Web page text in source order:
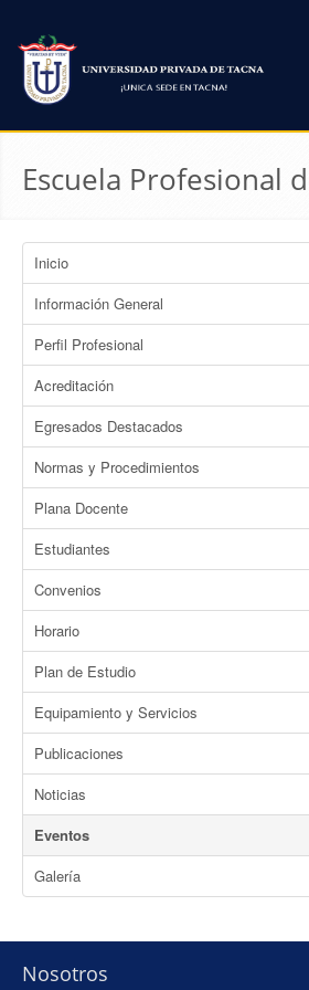
Escuela Profesional
Inicio
Información General
Perfil Profesional
Acreditación
Egresados Destacados
Normas y Procedimientos
Plana Docente
Estudiantes
Convenios
Horario
Plan de Estudio
Equipamiento y Servicios
Publicaciones
Noticias
Eventos
Galería
Nosotros